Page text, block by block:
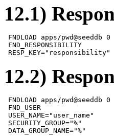
12.1)
FNDLOAD apps/
FND_RESPONSIBILITY
RESP_KEY="responsibility"
12.2)
FNDLOAD apps/
FND_USER
USER_NAME="user_name"
SECURITY_GROUP="%"
DATA_GROUP_NAME="%"